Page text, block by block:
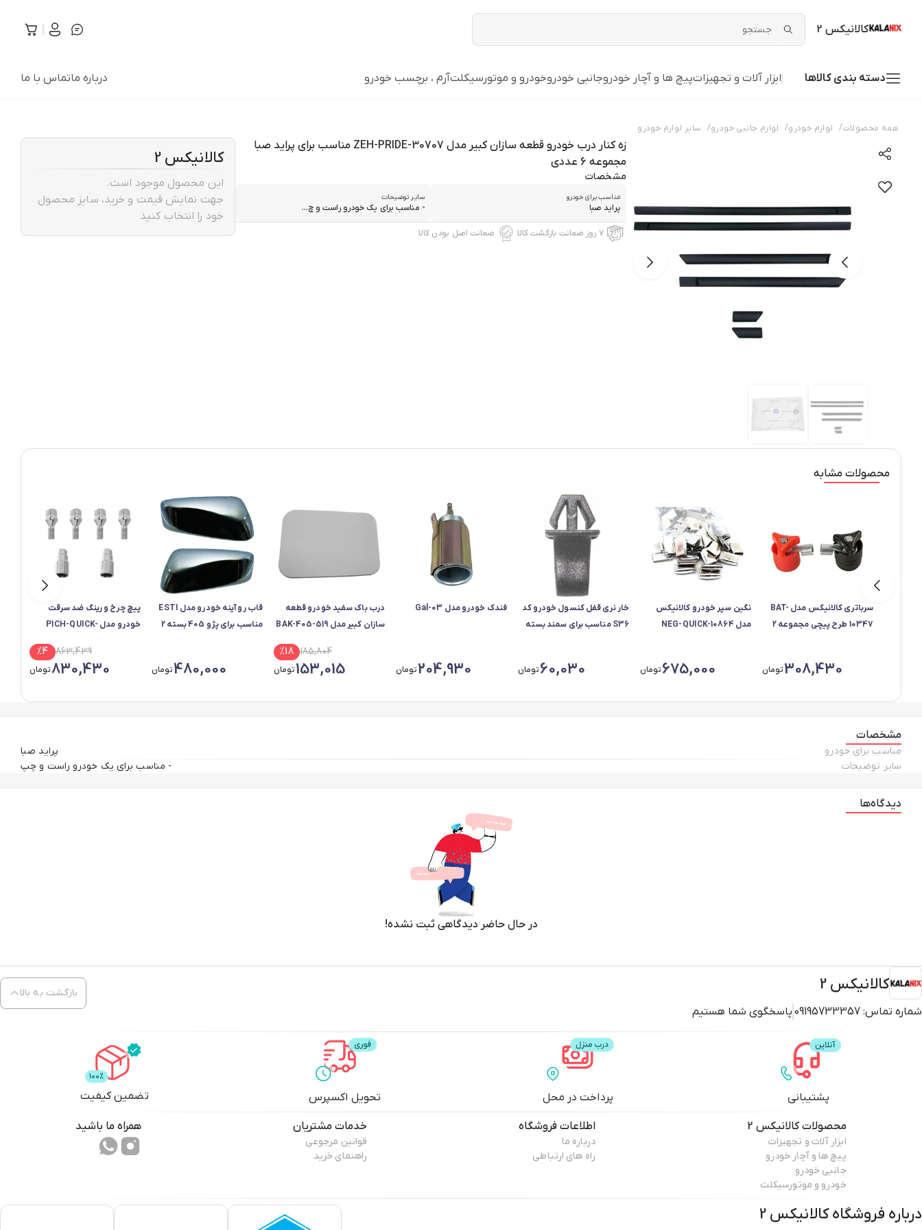
کالانیکس 2
دسته بندی کالاها ابزار آلات و تجهیزاتپیچ ها و آچار خودروجانبی خودروخودرو و موتورسیکلتآرم ، برچسب خودرو درباره ماتماس با ما
همه محصولات/ لوازم خودرو/ لوازم جانبی خودرو/ سایر لوازم خودرو
زه کنار درب خودرو قطعه سازان کبیر مدل ZEH-PRIDE-30707 مناسب برای پراید صبا
مجموعه 6 عددی
مشخصات
مناسب برای خودرو
پراید صبا
سایر توضیحات
- مناسب برای یک خودرو راست و چ...
۷ روز ضمانت بازگشت کالا ضمانت اصل بودن کالا
کالانیکس 2
این محصول موجود است.
جهت نمایش قیمت و خرید، سایز محصول
خود را انتخاب کنید
محصولات مشابه
سرباتری کالانیکس مدل BAT-
10347 طرح پیچی مجموعه 2
308,430تومان
نگین سپر خودرو کالانیکس
مدل NEG-QUICK-10864
675,000تومان
خار نری قفل کنسول خودرو کد
S36 مناسب برای سمند بسته
60,030تومان
فندک خودرو مدل Gal-03
204,930تومان
درب باک سفید خودرو قطعه
سازان کبیر مدل BAK-405-519
185,804
%18
153,015تومان
قاب رو آینه خودرو مدل ESTI
مناسب برای پژو 405 بسته 2
480,000تومان
پیچ چرخ و رینگ ضد سرقت
خودرو مدل PICH-QUICK-
3010134 مناسب برای کوییک
863,439
%4
830,430تومان
مشخصات
مناسب برای خودرو
پراید صبا
سایر توضیحات
- مناسب برای یک خودرو راست و چپ
دیدگاه‌ها
در حال حاضر دیدگاهی ثبت نشده!
کالانیکس 2
شماره تماس: 09195733357 پاسخگوی شما هستیم
بازگشت به بالا
پشتیبانی پرداخت در محل تحویل اکسپرس تضمین کیفیت
محصولاتکالانیکس 2
ابزار آلات و تجهیزات
پیچ ها و آچار خودرو
جانبی خودرو
خودرو و موتورسیکلت
اطلاعات فروشگاه
درباره ما
راه های ارتباطی
خدمات مشتریان
قوانین مرجوعی
راهنمای خرید
همراه ما باشید
درباره فروشگاهکالانیکس 2